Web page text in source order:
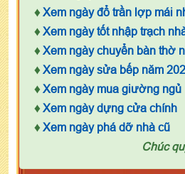
♦ Xem ngày đổ trần lợp mái
♦ Xem ngày tốt nhập trạch
♦ Xem ngày chuyển bàn thờ
♦ Xem ngày sửa bếp năm
♦ Xem ngày mua giường ngủ
♦ Xem ngày dựng cửa chính
♦ Xem ngày phá dỡ nhà cũ
Chúc